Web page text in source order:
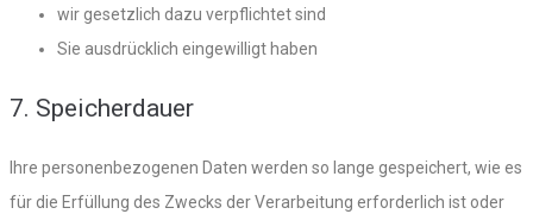
wir gesetzlich dazu verpflichtet sind
Sie ausdrücklich eingewilligt haben
7. Speicherdauer
Ihre personenbezogenen Daten werden so lange gespeichert, wie es
für die Erfüllung des Zwecks der Verarbeitung erforderlich ist oder